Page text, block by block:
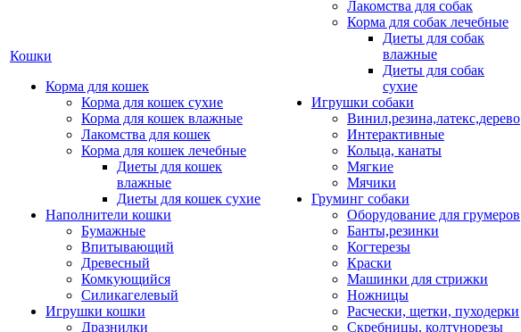
Кошки
Корма для кошек
Корма для кошек сухие
Корма для кошек влажные
Лакомства для кошек
Корма для кошек лечебные
Диеты для кошек
влажные
Диеты для кошек сухие
Наполнители кошки
Бумажные
Впитывающий
Древесный
Комкующийся
Силикагелевый
Игрушки кошки
Дразнилки
Лакомства для собак
Корма для собак лечебные
Диеты для собак
влажные
Диеты для собак
сухие
Игрушки собаки
Винил,резина,латекс,дерево
Интерактивные
Кольца, канаты
Мягкие
Мячики
Груминг собаки
Оборудование для грумеров
Банты,резинки
Когтерезы
Краски
Машинки для стрижки
Ножницы
Расчески, щетки, пуходерки
Скребницы, колтунорезы